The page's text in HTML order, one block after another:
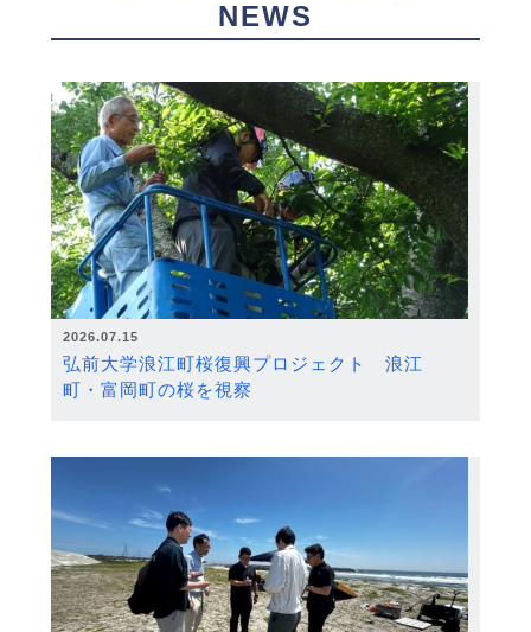
NEWS
2026.07.15
弘前大学浪江町桜復興プロジェクト 浪江
町・富岡町の桜を視察